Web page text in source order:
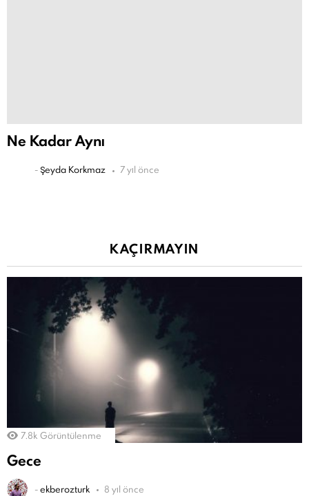
Ne Kadar Aynı
- Şeyda Korkmaz 7 yıl önce
KAÇIRMAYIN
7.8k Görüntülenme
Gece
-ekberozturk 8 yıl önce